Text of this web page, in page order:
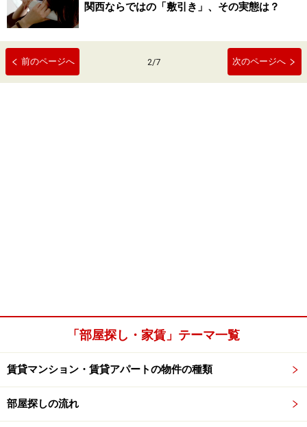
関西ならではの「敷引き」、その実態は？
前のページへ 2/7 次のページへ
「部屋探し・家賃」テーマ一覧
賃貸マンション・賃貸アパートの物件の種類
部屋探しの流れ